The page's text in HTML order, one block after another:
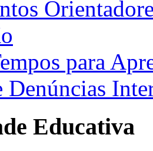
para
Denúncias
Educativa